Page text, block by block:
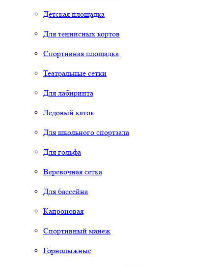
Детская площадка
Для теннисных кортов
Спортивная площадка
Театральные сетки
Для лабиринта
Ледовый каток
Для школьного спортзала
Для гольфа
Веревочная сетка
Для бассейна
Капроновая
Спортивный манеж
Горнолыжные